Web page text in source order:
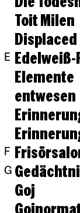
Toit Milen
E
Elemente
entwesen
F
G
Goj